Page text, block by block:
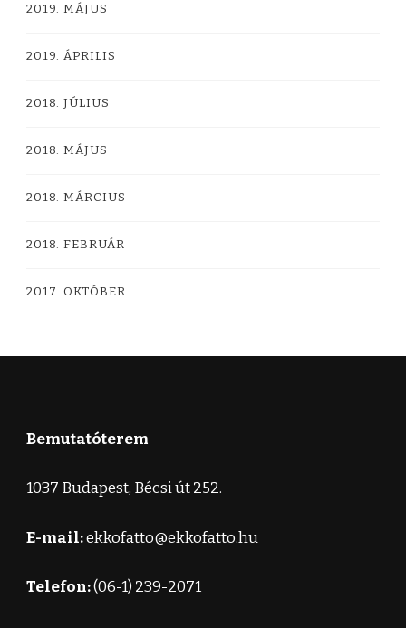
2019. MÁJUS
2019. ÁPRILIS
2018. JÚLIUS
2018. MÁJUS
2018. MÁRCIUS
2018. FEBRUÁR
2017. OKTÓBER
Bemutatóterem
1037 Budapest, Bécsi út 252.
E-mail:ekkofatto@ekkofatto.hu
Telefon:(06-1) 239-2071